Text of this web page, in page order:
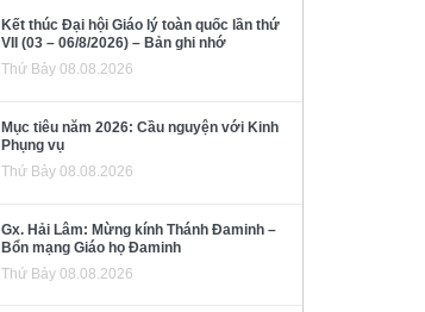
Kết thúc Đại hội Giáo lý toàn quốc lần thứ
VII (03 – 06/8/2026) – Bản ghi nhớ
Thứ Bảy 08.08.2026
Mục tiêu năm 2026: Cầu nguyện với Kinh
Phụng vụ
Thứ Bảy 08.08.2026
Gx. Hải Lâm: Mừng kính Thánh Đaminh –
Bổn mạng Giáo họ Đaminh
Thứ Bảy 08.08.2026